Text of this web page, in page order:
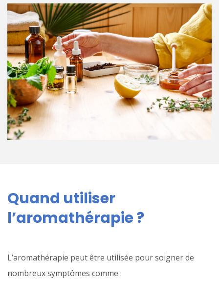
Quand utiliser
l’aromathérapie ?
L’aromathérapie peut être utilisée pour soigner de
nombreux symptômes comme :